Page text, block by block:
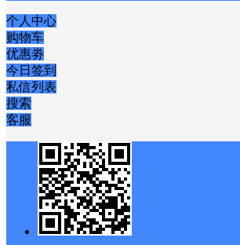
个人中心
购物车
优惠劵
今日签到
私信列表
搜索
客服